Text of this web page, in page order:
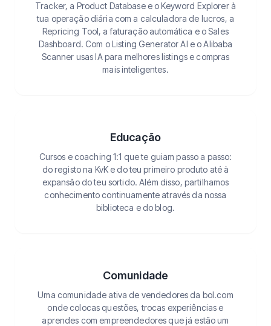
Tracker, a Product Database e o Keyword Explorer à
tua operação diária com a calculadora de lucros, a
Repricing Tool, a faturação automática e o Sales
Dashboard. Com o Listing Generator AI e o Alibaba
Scanner usas IA para melhores listings e compras
mais inteligentes.
Educação
Cursos e coaching 1:1 que te guiam passo a passo:
do registo na KvK e do teu primeiro produto até à
expansão do teu sortido. Além disso, partilhamos
conhecimento continuamente através da nossa
biblioteca e do blog.
Comunidade
Uma comunidade ativa de vendedores da bol.com
onde colocas questões, trocas experiências e
aprendes com empreendedores que já estão um